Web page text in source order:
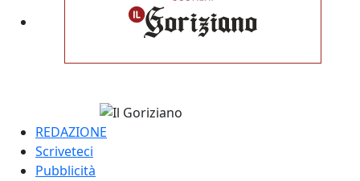
REDAZIONE
Scriveteci
Pubblicità